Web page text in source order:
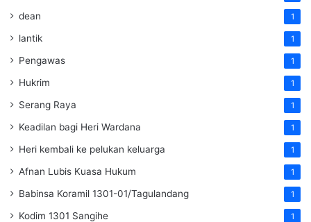
dean 1
lantik 1
Pengawas 1
Hukrim 1
Serang Raya 1
Keadilan bagi Heri Wardana 1
Heri kembali ke pelukan keluarga 1
Afnan Lubis Kuasa Hukum 1
Babinsa Koramil 1301-01/Tagulandang 1
Kodim 1301 Sangihe 1